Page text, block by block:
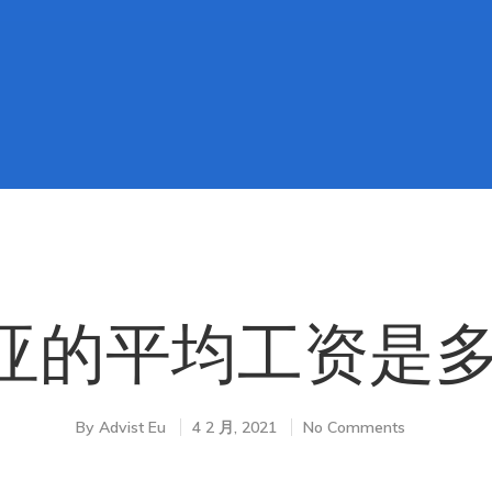
的平均工资是
By Advist Eu 4 2 月, 2021 No Comments